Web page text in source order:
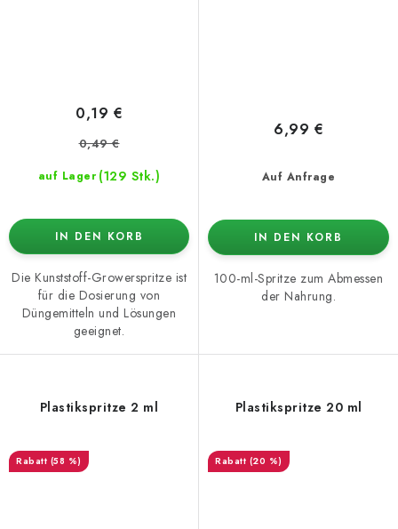
auf Lager (129 Stk.)
0,19 €
0,49 €
IN DEN KORB
Die Kunststoff-Growerspritze ist
für die Dosierung von
Düngemitteln und Lösungen
geeignet.
Auf Anfrage
6,99 €
IN DEN KORB
100-ml-Spritze zum Abmessen
der Nahrung.
Plastikspritze 2 ml
(58 %)
Plastikspritze 20 ml
(20 %)